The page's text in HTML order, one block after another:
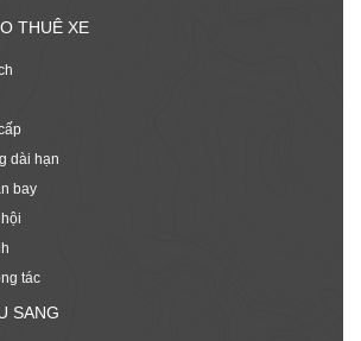
THUÊ XE
dài hạn
bay
tác
SANG